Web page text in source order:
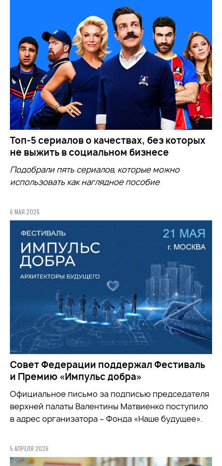
Топ-5 сериалов о качествах, без которых
не выжить в социальном бизнесе
Подобрали пять сериалов, которые можно
использовать как наглядное пособие
6 МАЯ 2026
Совет Федерации поддержал Фестиваль
и Премию «Импульс добра»
Официальное письмо за подписью председателя
верхней палаты Валентины Матвиенко поступило
в адрес организатора – Фонда «Наше будущее».
5 АПРЕЛЯ 2026